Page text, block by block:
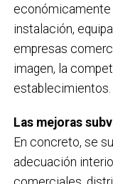
económicamente
instalación,
empresas
imagen, la
establecimientos.
Las mejoras
En concreto, se
adecuación